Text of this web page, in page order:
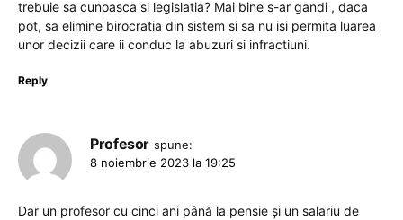
trebuie sa cunoasca si legislatia? Mai bine s-ar gandi , daca
pot, sa elimine birocratia din sistem si sa nu isi permita luarea
unor decizii care ii conduc la abuzuri si infractiuni.
Reply
Profesor spune:
8 noiembrie 2023 la 19:25
Dar un profesor cu cinci ani până la pensie și un salariu de